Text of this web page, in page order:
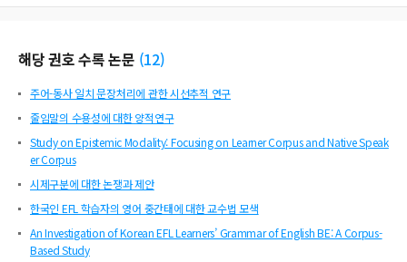
해당 권호 수록 논문 (12)
주어-동사 일치 문장처리에 관한 시선추적 연구
줄임말의 수용성에 대한 양적연구
Study on Epistemic Modality: Focusing on Learner Corpus and Native Speak
er Corpus
시제구분에 대한 논쟁과 제안
한국인 EFL 학습자의 영어 중간태에 대한 교수법 모색
An Investigation of Korean EFL Learners’ Grammar of English BE: A Corpus-
Based Study